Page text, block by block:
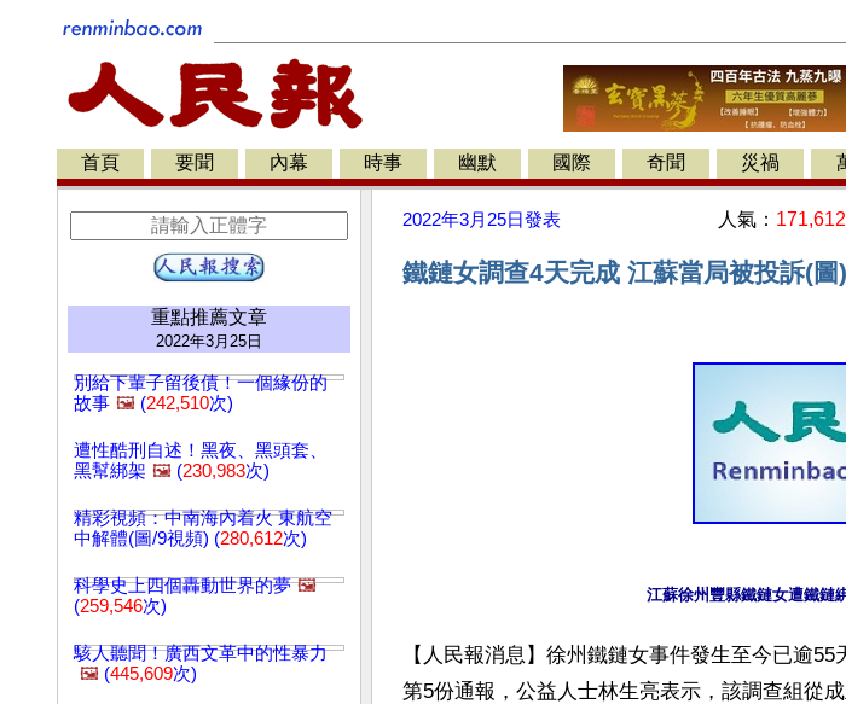
首頁 要聞 內幕 時事 幽默 國際 奇聞 災禍
重點推薦文章
2022年3月25日
別給下輩子留後債！一個緣份的
故事 🖼️ (242,510次)
遭性酷刑自述！黑夜、黑頭套、
黑幫綁架 🖼️ (230,983次)
精彩視頻：中南海內着火 東航空
中解體(圖/9視頻) (280,612次)
科學史上四個轟動世界的夢 🖼️
(259,546次)
駭人聽聞！廣西文革中的性暴力
🖼️ (445,609次)
2022年3月25日發表 人氣： 171,612
鐵鏈女調查4天完成 江蘇當局被投訴(圖)
【人民報消息】徐州鐵鏈女事件發生至今已逾
第5份通報，公益人士林生亮表示，該調查組從